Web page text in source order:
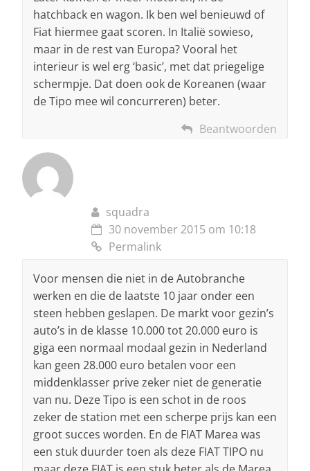
hatchback en wagon. Ik ben wel benieuwd of
Fiat hiermee gaat scoren. In Italië sowieso,
maar in de rest van Europa? Vooral het
interieur is wel erg ‘basic’, met dat priegelige
schermpje. Dat doen ook de Koreanen (waar
de Tipo mee wil concurreren) beter.
Beantwoorden
squadra
30 november 2015 om 10:18
Permalink
Voor mensen die niet in de Autobranche
werken en die de laatste 10 jaar onder een
steen hebben geslapen. De markt voor gezin’s
auto’s in de klasse 10.000 tot 20.000 euro is
giga een normaal modaal gezin in Nederland
kan geen 28.000 euro betalen voor een
middenklasser prive zeker niet de generatie
van nu. Deze Tipo is een schot in de roos
zeker de station met een scherpe prijs kan een
groot succes worden. En de FIAT Marea was
een stuk duurder toen als deze FIAT TIPO nu